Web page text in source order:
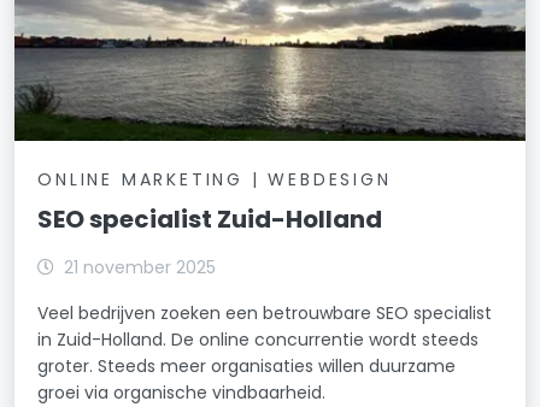
ONLINE MARKETING | WEBDESIGN
SEO specialist Zuid-Holland
21 november 2025
Veel bedrijven zoeken een betrouwbare SEO specialist
in Zuid-Holland. De online concurrentie wordt steeds
groter. Steeds meer organisaties willen duurzame
groei via organische vindbaarheid.